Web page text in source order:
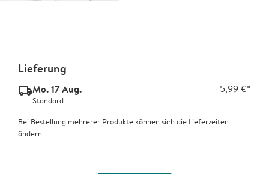
Lieferung
delivery_standard_v2Mo. 17 Aug. 5,99 €*
Standard
Bei Bestellung mehrerer Produkte können sich die Lieferzeiten
ändern.